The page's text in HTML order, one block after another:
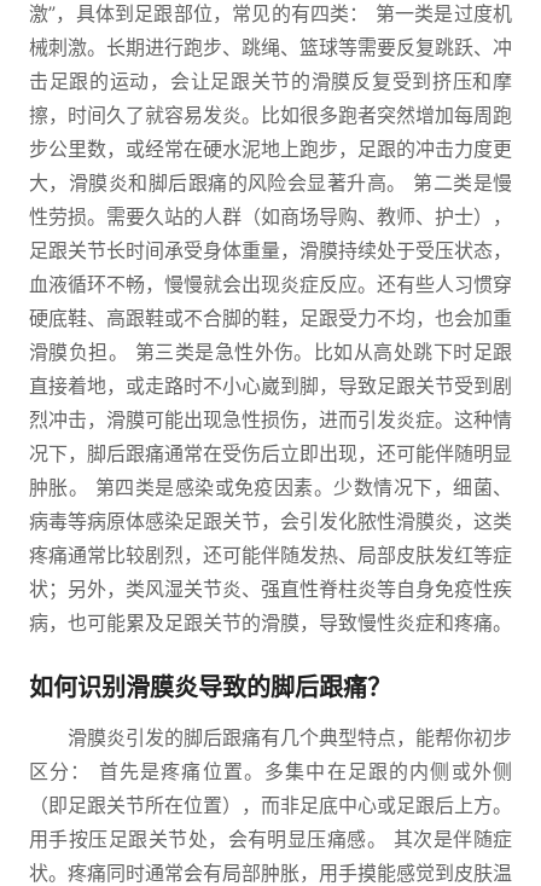
激”，具体到足跟部位，常见的有四类： 第一类是过度机
械刺激。长期进行跑步、跳绳、篮球等需要反复跳跃、冲
击足跟的运动，会让足跟关节的滑膜反复受到挤压和摩
擦，时间久了就容易发炎。比如很多跑者突然增加每周跑
步公里数，或经常在硬水泥地上跑步，足跟的冲击力度更
大，滑膜炎和脚后跟痛的风险会显著升高。 第二类是慢
性劳损。需要久站的人群（如商场导购、教师、护士），
足跟关节长时间承受身体重量，滑膜持续处于受压状态，
血液循环不畅，慢慢就会出现炎症反应。还有些人习惯穿
硬底鞋、高跟鞋或不合脚的鞋，足跟受力不均，也会加重
滑膜负担。 第三类是急性外伤。比如从高处跳下时足跟
直接着地，或走路时不小心崴到脚，导致足跟关节受到剧
烈冲击，滑膜可能出现急性损伤，进而引发炎症。这种情
况下，脚后跟痛通常在受伤后立即出现，还可能伴随明显
肿胀。 第四类是感染或免疫因素。少数情况下，细菌、
病毒等病原体感染足跟关节，会引发化脓性滑膜炎，这类
疼痛通常比较剧烈，还可能伴随发热、局部皮肤发红等症
状；另外，类风湿关节炎、强直性脊柱炎等自身免疫性疾
病，也可能累及足跟关节的滑膜，导致慢性炎症和疼痛。
如何识别滑膜炎导致的脚后跟痛？
滑膜炎引发的脚后跟痛有几个典型特点，能帮你初步
区分： 首先是疼痛位置。多集中在足跟的内侧或外侧
（即足跟关节所在位置），而非足底中心或足跟后上方。
用手按压足跟关节处，会有明显压痛感。 其次是伴随症
状。疼痛同时通常会有局部肿胀，用手摸能感觉到皮肤温